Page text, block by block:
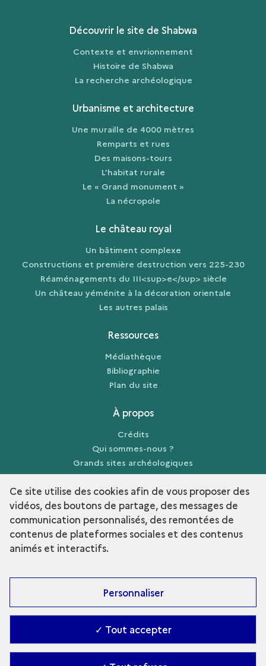
Découvrir le site de Shabwa
Contexte et envrionnement
Histoire de Shabwa
La recherche archéologique
Urbanisme et architecture
Une muraille de 4000 mètres
Remparts et rues
Des maisons-tours
L'habitat rurale
Le « Grand monument »
La nécropole
Le château royal
Un bâtiment complexe
Constructions et première destruction vers 225-230
Réaménagements du III<sup>e</sup> siècle
Un château yéménite à la décoration orientale
Les autres palais
Ressources
Médiathèque
Bibliographie
Plan du site
À propos
Crédits
Qui sommes-nous ?
Grands sites archéologiques
Mentions légales
Découvrir la collection
Ce site utilise des cookies afin de vous proposer des
vidéos, des boutons de partage, des messages de
communication personnalisés, des remontées de
contenus de plateformes sociales et des contenus
animés et interactifs.
Personnaliser
✓ Tout accepter